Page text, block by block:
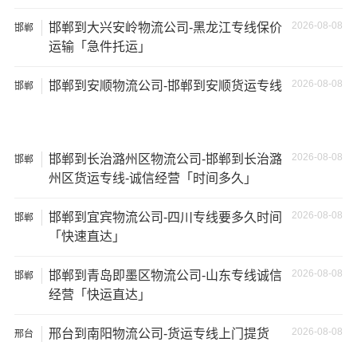
如需详细了解最低资费请电话咨询。
★ 由于货运运输比较特殊，请您托运之前仔细清点您所托
运的所有物品；如果您的货物需要临时存放，请尽早最快
★ 为了提高张家口到哈密货运专线
理意见汇报于您，非常感谢您对我们的支持，我们将为客
邯郸 2026-08-08
邯郸到大兴安岭物流公司-黑龙江专线保价
运输「急件托运」
邯郸 2026-08-08
邯郸到安顺物流公司-邯郸到安顺货运专线
邯郸 2026-08-08
邯郸到长治潞州区物流公司-邯郸到长治潞
州区货运专线-诚信经营「时间多久」
邯郸 2026-08-08
邯郸到宜宾物流公司-四川专线要多久时间
「快速直达」
邯郸 2026-08-08
邯郸到青岛即墨区物流公司-山东专线诚信
经营「快运直达」
邢台 2026-08-08
邢台到南阳物流公司-货运专线上门提货